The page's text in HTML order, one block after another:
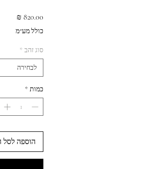
כולל מע״מ
סוג זהב *
לבחירה
כמות *
הוספה לסל